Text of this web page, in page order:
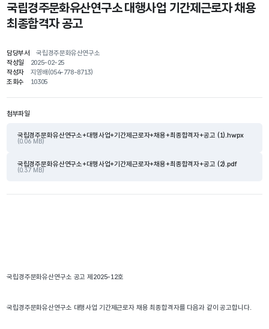
국립경주문화유산연구소 대행사업 기간제근로자 채용
최종합격자 공고
담당부서
국립경주문화유산연구소
작성일
2025-02-25
작성자
지영배(054-778-8713)
조회수
10305
첨부파일
국립경주문화유산연구소+대행사업+기간제근로자+채용+최종합격자+공고 (1).hwpx
(0.06 MB)
국립경주문화유산연구소+대행사업+기간제근로자+채용+최종합격자+공고 (2).pdf
(0.37 MB)
국립경주문화유산연구소 공고 제2025-12호
국립경주문화유산연구소 대행사업 기간제근로자 채용 최종합격자를 다음과 같이 공고합니다.